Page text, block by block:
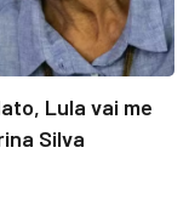
Lula vai me
Silva